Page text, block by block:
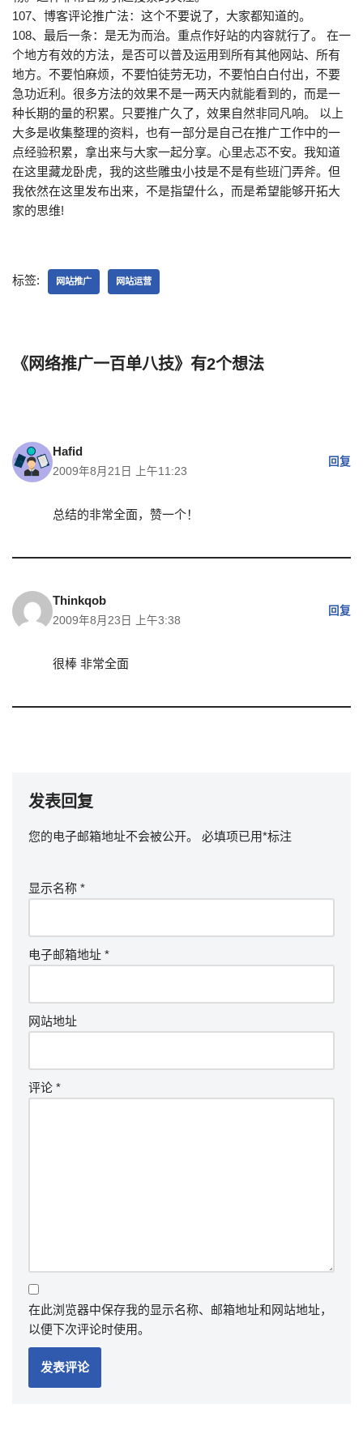
107、博客评论推广法：这个不要说了，大家都知道的。
108、最后一条：是无为而治。重点作好站的内容就行了。 在一
个地方有效的方法，是否可以普及运用到所有其他网站、所有
地方。不要怕麻烦，不要怕徒劳无功，不要怕白白付出，不要
急功近利。很多方法的效果不是一两天内就能看到的，而是一
种长期的量的积累。只要推广久了，效果自然非同凡响。 以上
大多是收集整理的资料，也有一部分是自己在推广工作中的一
点经验积累，拿出来与大家一起分享。心里忐忑不安。我知道
在这里藏龙卧虎，我的这些雕虫小技是不是有些班门弄斧。但
我依然在这里发布出来，不是指望什么，而是希望能够开拓大
家的思维!
标签: 网站推广 网站运营
《网络推广一百单八技》有2个想法
Hafid
2009年8月21日 上午11:23
回复
总结的非常全面，赞一个！
Thinkqob
2009年8月23日 上午3:38
回复
很棒 非常全面
发表回复
您的电子邮箱地址不会被公开。 必填项已用*标注
显示名称 *
电子邮箱地址 *
网站地址
评论 *
在此浏览器中保存我的显示名称、邮箱地址和网站地址，
以便下次评论时使用。